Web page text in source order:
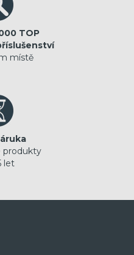
TOP
místě
produkty
let